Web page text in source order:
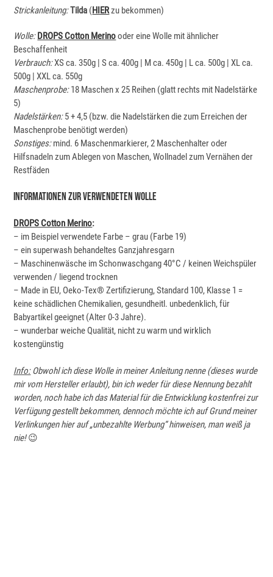
Strickanleitung:Tilda ( HIERzu bekommen)
Wolle: DROPS Cotton Merinooder eine Wolle mit ähnlicher
Beschaffenheit
Verbrauch:XS ca. 350g | S ca. 400g | M ca. 450g | L ca. 500g | XL ca.
500g | XXL ca. 550g
Maschenprobe:18 Maschen x 25 Reihen (glatt rechts mit Nadelstärke
5)
Nadelstärken:5 + 4,5 (bzw. die Nadelstärken die zum Erreichen der
Maschenprobe benötigt werden)
Sonstiges:mind. 6 Maschenmarkierer, 2 Maschenhalter oder
Hilfsnadeln zum Ablegen von Maschen, Wollnadel zum Vernähen der
Restfäden
Informationen Zur Verwendeten Wolle
DROPS Cotton Merino:
– im Beispiel verwendete Farbe – grau (Farbe 19)
– ein superwash behandeltes Ganzjahresgarn
– Maschinenwäsche im Schonwaschgang 40°C / keinen Weichspüler
verwenden / liegend trocknen
– Made in EU, Oeko-Tex® Zertifizierung, Standard 100, Klasse 1 =
keine schädlichen Chemikalien, gesundheitl. unbedenklich, für
Babyartikel geeignet (Alter 0-3 Jahre).
– wunderbar weiche Qualität, nicht zu warm und wirklich
kostengünstig
Info:Obwohl ich diese Wolle in meiner Anleitung nenne (dieses wurde
mir vom Hersteller erlaubt), bin ich weder für diese Nennung bezahlt
worden, noch habe ich das Material für die Entwicklung kostenfrei zur
Verfügung gestellt bekommen, dennoch möchte ich auf Grund meiner
Verlinkungen hier auf „unbezahlte Werbung“ hinweisen, man weiß ja
nie!😉